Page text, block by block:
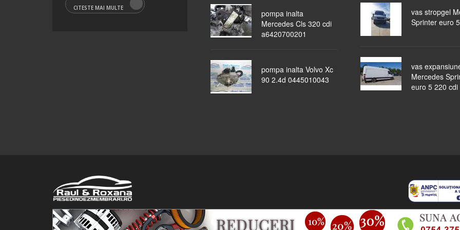
CITESTE MAI MULTE
pompa inalta
Mercedes Cls 320 cdi
a6420700201
pompa inalta Volvo Xc
90 2.4d 0445010043
vas stropgel
Sprinter euro
vas
Mercedes
euro 5 220 cdi
© 2016 Raul&Roxana SRL. Toate drepturile rezervate. piese auto masini dezmembrate ocazii lichidari